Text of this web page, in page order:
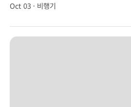
Oct 03 · 비행기